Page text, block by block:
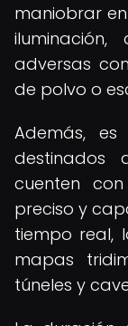
maniobrar
adversas
de polvo o
Además,
destinados
cuenten
preciso y
tiempo real,
mapas
túneles y